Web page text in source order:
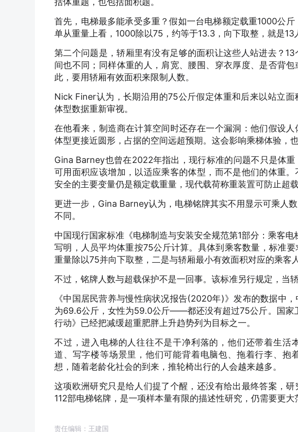
首先，电梯最多能承受多重？假如一台电梯额定载重1000公
单从重量上看，1000除以75，约等于13.3，向下取整，就是13
第二个问题是，轿厢里有没有足够的面积让这些人站进去？
间也不同；同样体重的人，肩宽、腰围、穿衣厚度、是否背
此，要用轿厢有效面积来限制人数。
Nick Finer认为，长期沿用的75公斤假定体重和后来以站立
体型数据重新审视。
在他看来，制造商在计算空间时还存在一个漏洞：他们假设
体型更接近圆形，占据的空间远超预期。这会影响乘梯体验，
Gina Barney也曾在2022年指出，现行标准的问题不只是体
可用面积应该增加，以适应乘客的体型，而不是他们的体重
安全的主要变量仍是额定载重量，现代载荷称重装置可防止超载
更进一步，Gina Barney认为，电梯铭牌其实不用显示可乘人
不同。
中国现行国家标准《电梯制造与安装安全规范第1部分：乘客
写明，人员平均体重按75公斤计算。具体到乘客数量，标准
重量除以75并向下取整，二是与轿厢最小有效面积对应的乘客人
不过，铭牌人数与超载保护不是一回事。该标准另行规定，当
《中国居民营养与慢性病状况报告(2020年)》发布的数据中
为69.6公斤，女性为59.0公斤——都还没有超过75公斤。国家
行动》已经把减缓超重肥胖上升趋势列为目标之一。
不过，进入电梯的人往往不是干净利落的，他们还带着生活
道、写字楼等场景里，他们可能背着电脑包、拖着行李、抱
想，随着老龄化社会的到来，推轮椅出行的人会越来越多。
这项欧洲研究只是给人们提了个醒，还没有给出最终答案，
112部电梯铭牌，是一项样本量有限的描述性研究，仍需要更大
责任编辑：王建国